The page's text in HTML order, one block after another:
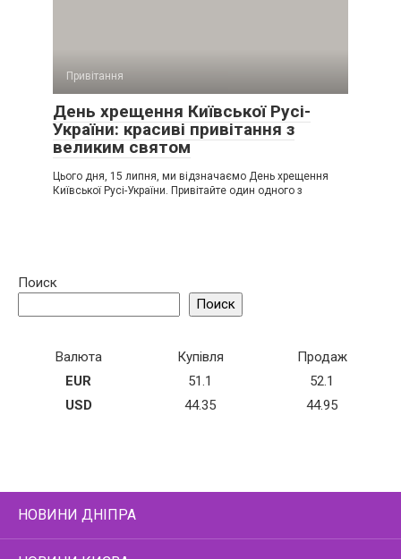
Привітання
День хрещення Київської Русі-
України: красиві привітання з
великим святом
Цього дня, 15 липня, ми відзначаємо День хрещення
Київської Русі-України. Привітайте один одного з
Поиск
Поиск
Валюта Купівля
Продаж
EUR
51.1
52.1
USD
44.35 44.95
НОВИНИ ДНІПРА